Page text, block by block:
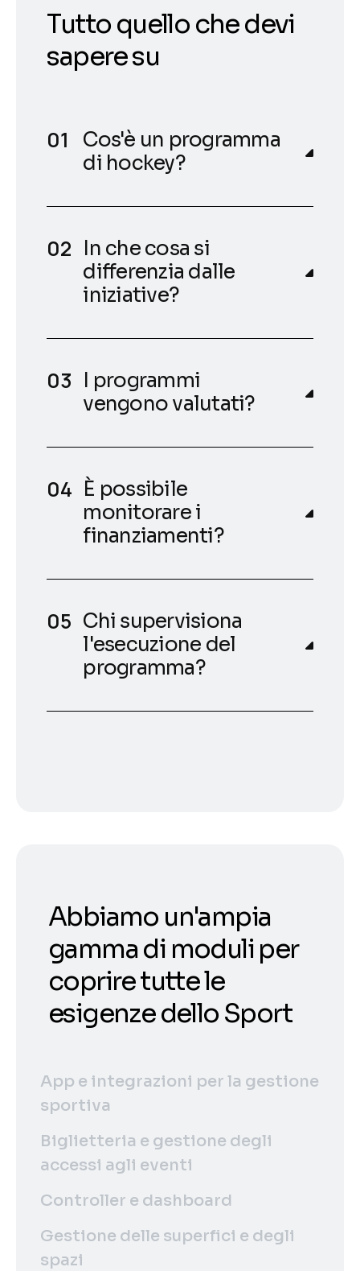
Tutto quello che devi
sapere su
Cos'è un programma
di hockey?
In che cosa si
differenzia dalle
iniziative?
I programmi
vengono valutati?
È possibile
monitorare i
finanziamenti?
Chi supervisiona
l'esecuzione del
programma?
Abbiamo un'ampia
gamma di moduli per
coprire tutte le
esigenze dello Sport
App e integrazioni per la gestione
sportiva
Biglietteria e gestione degli
accessi agli eventi
Controller e dashboard
Gestione delle superfici e degli
spazi